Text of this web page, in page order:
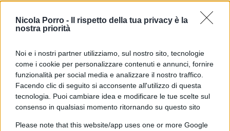
Nicola Porro -
Il rispetto della tua privacy è la
nostra priorità
Noi e i nostri partner utilizziamo, sul nostro sito, tecnologie
come i cookie per personalizzare contenuti e annunci, fornire
funzionalità per social media e analizzare il nostro traffico.
Facendo clic di seguito si acconsente all'utilizzo di questa
tecnologia. Puoi cambiare idea e modificare le tue scelte sul
consenso in qualsiasi momento ritornando su questo sito
Please note that this website/app uses one or more Google
versione putiniana dei fatti avremo tutto il diritto
di definirlo putinista. Come un’altra nota
propalatrice di menzogne,
Marco Taradash, 10 agosto 2026